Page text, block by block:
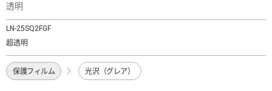
透明
LN-25SQ2FGF
超透明
保護フィルム 光沢（グレア）